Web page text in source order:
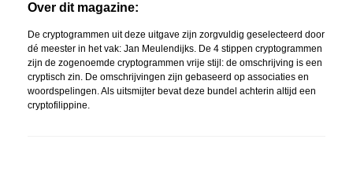
Over dit magazine:
De cryptogrammen uit deze uitgave zijn zorgvuldig geselecteerd door
dé meester in het vak: Jan Meulendijks. De 4 stippen cryptogrammen
zijn de zogenoemde cryptogrammen vrije stijl: de omschrijving is een
cryptisch zin. De omschrijvingen zijn gebaseerd op associaties en
woordspelingen. Als uitsmijter bevat deze bundel achterin altijd een
cryptofilippine.